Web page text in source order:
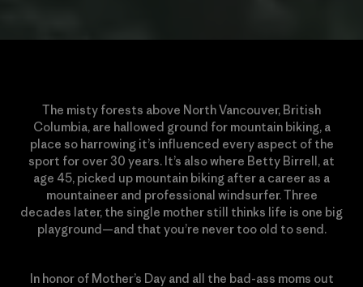
The misty forests above North Vancouver, British
Columbia, are hallowed ground for mountain biking, a
place so harrowing it’s influenced every aspect of the
sport for over 30 years. It’s also where Betty Birrell, at
age 45, picked up mountain biking after a career as a
mountaineer and professional windsurfer. Three
decades later, the single mother still thinks life is one big
playground—and that you’re never too old to send.
In honor of Mother’s Day and all the bad-ass moms out